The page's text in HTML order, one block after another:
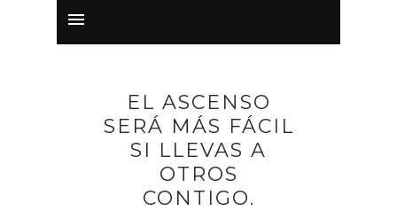
EL ASCENSO
SERÁ MÁS FÁCIL
SI LLEVAS A
OTROS
CONTIGO.